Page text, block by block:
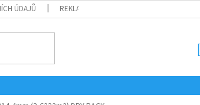
ÚDAJŮ REKLAMAČNÍ FORMULÁŘ